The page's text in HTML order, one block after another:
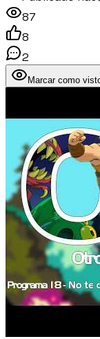
87
8
2
Marcar como